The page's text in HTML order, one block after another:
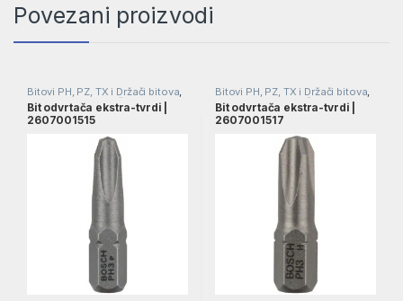
Povezani proizvodi
Bitovi PH, PZ, TX i Držači bitova
Nastavci za odvrtač Nastavci za
odvrtače
Bit odvrtača ekstra-tvrdi |
2607001515
Bitovi PH, PZ, TX i Držači bitova
Nastavci za odvrtač Nastavci za
odvrtače
Bit odvrtača ekstra-tvrdi |
2607001517